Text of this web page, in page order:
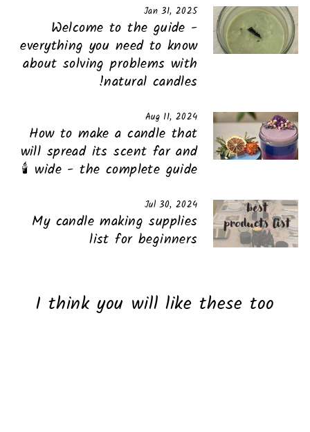
Jan 31, 2025
Welcome to the guide -
everything you need to know
about solving problems with
natural candles!
Aug 11, 2024
How to make a candle that
will spread its scent far and
wide - the complete guide 🕯️
Jul 30, 2024
My candle making supplies
list for beginners
I think you will like these too